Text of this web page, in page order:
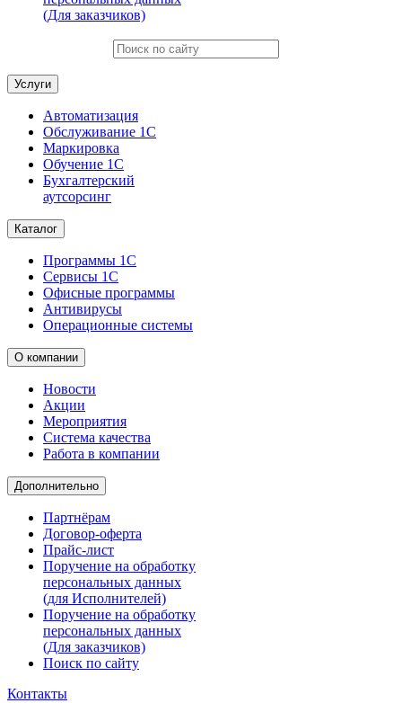
(Для заказчиков)
Услуги
Автоматизация
Обслуживание 1С
Маркировка
Обучение 1С
Бухгалтерский
аутсорсинг
Каталог
Программы 1С
Сервисы 1С
Офисные программы
Антивирусы
Операционные системы
О компании
Новости
Акции
Мероприятия
Система качества
Работа в компании
Дополнительно
Партнёрам
Договор-оферта
Прайс-лист
Поручение на обработку
персональных данных
(для Исполнителей)
Поручение на обработку
персональных данных
(Для заказчиков)
Поиск по сайту
Контакты